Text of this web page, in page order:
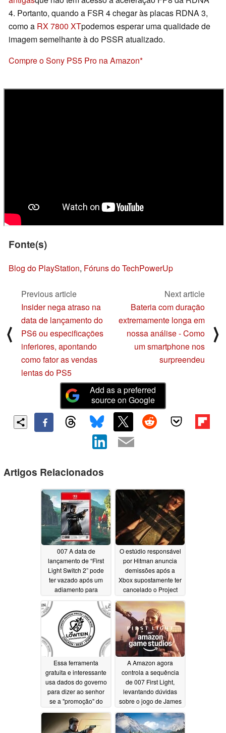
4. Portanto, quando a FSR 4 chegar às placas RDNA 3,
como a RX 7800 XTpodemos esperar uma qualidade de
imagem semelhante à do PSSR atualizado.
Compre o Sony PS5 Pro na Amazon
Fonte(s)
Blog do PlayStation, Fóruns do TechPowerUp
⟨
Previous article
Insider nega atraso na
data de lançamento do
PS6 ou especificações
inferiores, apontando
como fator as vendas
lentas do PS5
Next article
Bateria com duração
extremamente longa em
nossa análise - Como
um smartphone nos
surpreendeu
⟩
Add as a preferred
source on Google
Artigos Relacionados
007 A data de
lançamento de “First
Light Switch 2” pode
ter vazado após um
adiamento para
07/28/2026
O estúdio responsável
por Hitman anuncia
demissões após a
Xbox supostamente ter
cancelado o Project
Fantasy, apesar do
sucesso de 007: First
Light07/04/2026
Essa ferramenta
gratuita e interessante
usa dados do governo
para dizer ao senhor
se a "promoção" do
seu supermercado é
realmente um bom
negócio06/09/2026
A Amazon agora
controla a sequência
de 007 First Light,
levantando dúvidas
sobre o jogo de James
Bond06/04/2026